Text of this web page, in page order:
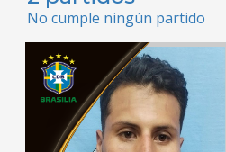
No cumple ningún partido